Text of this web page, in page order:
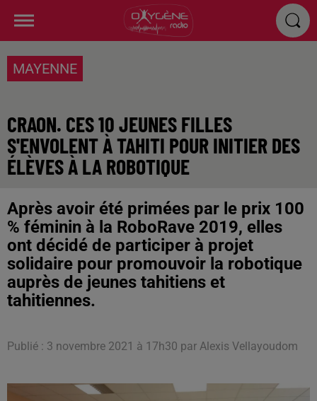
MAYENNE
CRAON. CES 10 JEUNES FILLES
S'ENVOLENT À TAHITI POUR INITIER DES
ÉLÈVES À LA ROBOTIQUE
Après avoir été primées par le prix 100
% féminin à la RoboRave 2019, elles
ont décidé de participer à projet
solidaire pour promouvoir la robotique
auprès de jeunes tahitiens et
tahitiennes.
Publié : 3 novembre 2021 à 17h30 par Alexis Vellayoudom